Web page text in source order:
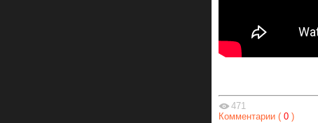
471
Комментарии ( 0 )